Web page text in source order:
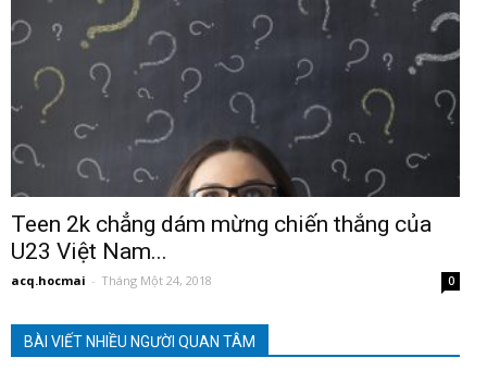
Teen 2k chẳng dám mừng chiến thắng của
U23 Việt Nam...
acq.hocmai - Tháng Một 24, 2018 0
BÀI VIẾT NHIỀU NGƯỜI QUAN TÂM